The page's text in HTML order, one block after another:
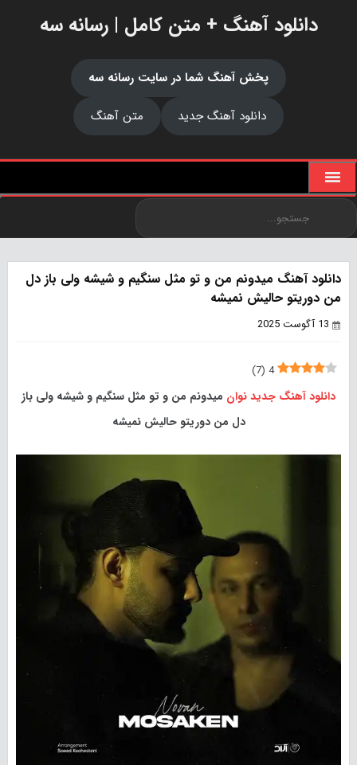
دانلود آهنگ + متن کامل | رسانه سه
پخش آهنگ شما در سایت رسانه سه
دانلود آهنگ جدید
متن آهنگ
دانلود آهنگ میدونم من و تو مثل سنگیم و شیشه ولی باز دل
من دوریتو حالیش نمیشه
13 آگوست 2025
4
(
7
)
دانلود آهنگ جدیدنوان میدونم من و تو مثل سنگیم و شیشه ولی باز
دل من دوریتو حالیش نمیشه